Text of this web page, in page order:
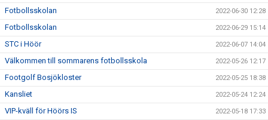
Fotbollsskolan 2022-06-30 12:28
Fotbollsskolan 2022-06-29 15:14
STC i Höör 2022-06-07 14:04
Välkommen till sommarens fotbollsskola 2022-05-26 12:17
Footgolf Bosjökloster 2022-05-25 18:38
Kansliet 2022-05-24 12:24
VIP-kväll för Höörs IS 2022-05-18 17:33